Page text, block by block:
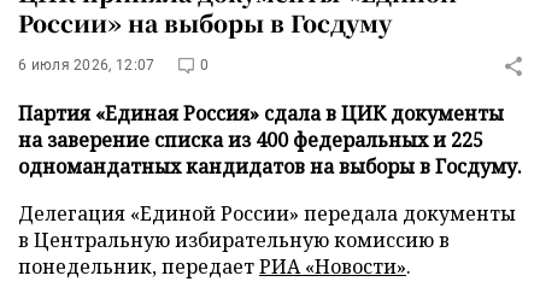
России» на выборы в Госдуму
6 июля 2026, 12:07 0
Партия «Единая Россия» сдала в ЦИК документы
на заверение списка из 400 федеральных и 225
одномандатных кандидатов на выборы в Госдуму.
Делегация «Единой России» передала документы
в Центральную избирательную комиссию в
понедельник, передаетРИА «Новости».